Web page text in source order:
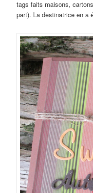
tags faits maisons,
part). La destinatrice en a